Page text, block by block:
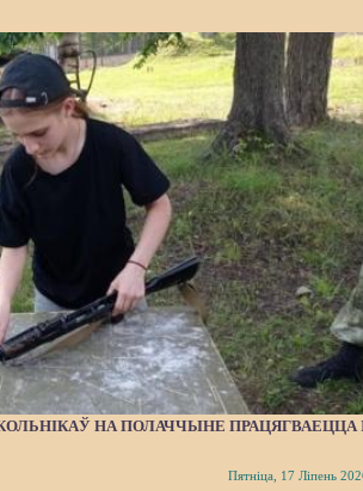
НА ПОЛАЧЧЫНЕ ПРАЦЯГВАЕЦЦА
Пятніца, 17 Ліпень